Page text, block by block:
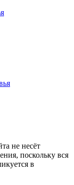
не несёт
поскольку вся
в